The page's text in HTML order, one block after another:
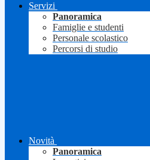
Servizi
Panoramica
Famiglie e studenti
Personale scolastico
Percorsi di studio
Novità
Panoramica